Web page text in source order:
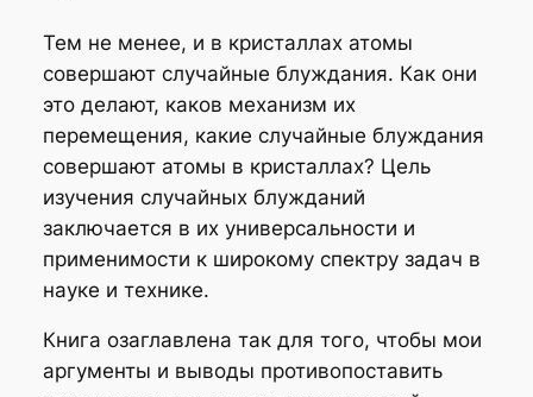
Тем не менее, и в кристаллах атомы
совершают случайные блуждания. Как они
это делают, каков механизм их
перемещения, какие случайные блуждания
совершают атомы в кристаллах? Цель
изучения случайных блужданий
заключается в их универсальности и
применимости к широкому спектру задач в
науке и технике.
Книга озаглавлена так для того, чтобы мои
аргументы и выводы противопоставить